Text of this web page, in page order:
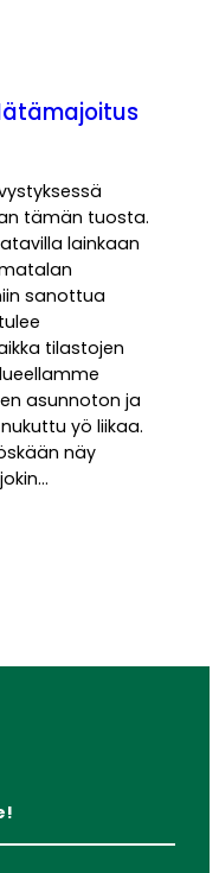
tämän tuosta.
lainkaan
sanottua
tilastojen
asunnoton ja
yö liikaa.
näy